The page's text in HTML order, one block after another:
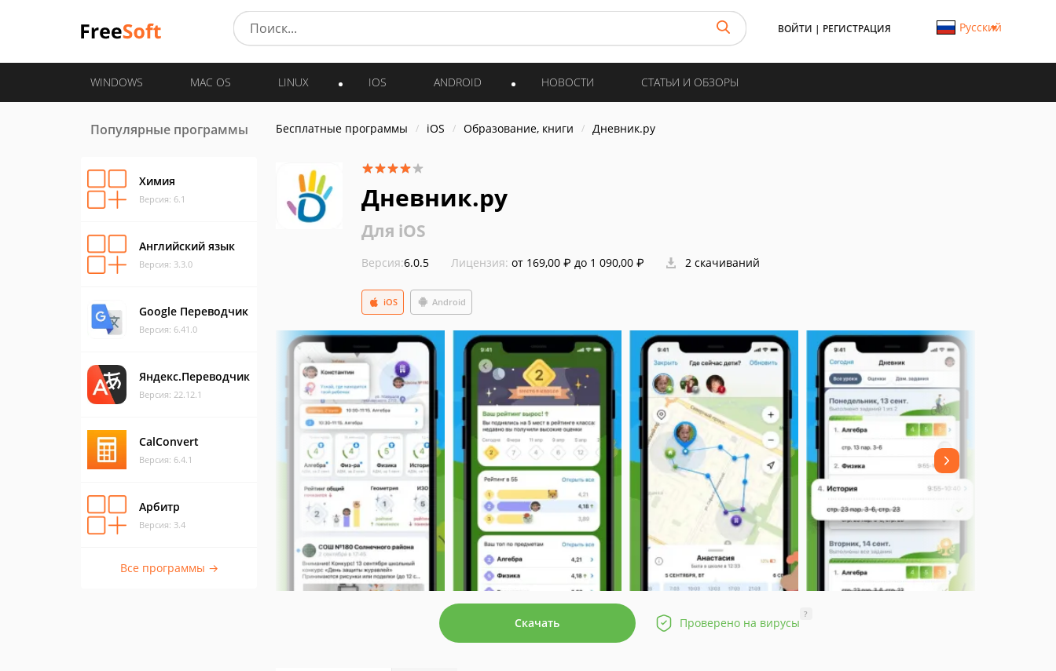
ВОЙТИ | РЕГИСТРАЦИЯ Русский
WINDOWS MAC OS LINUX IOS ANDROID НОВОСТИ СТАТЬИ И ОБЗОРЫ
Популярные программы
Химия
Версия: 6.1
Английский язык
Версия: 3.3.0
Google Переводчик
Версия: 6.41.0
Яндекс.Переводчик
Версия: 22.12.1
CalConvert
Версия: 6.4.1
Арбитр
Версия: 3.4
Все программы →
Бесплатные программы iOS Образование, книги Дневник.ру
Дневник.ру
Для iOS
Версия:6.0.5 Лицензия: от 169,00 ₽ до 1 090,00 ₽ 2 скачиваний
Android
iOS
Скачать Проверено на вирусы
?